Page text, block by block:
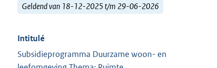
Geldend van 18-12-2025 t/m 29-06-2026
Intitulé
Subsidieprogramma Duurzame woon- en